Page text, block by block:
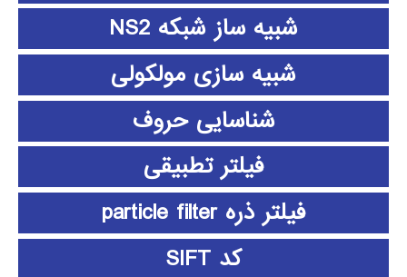
شبیه ساز شبکه NS2
شبیه سازی مولکولی
شناسایی حروف
فیلتر تطبیقی
فیلتر ذره particle filter
کد SIFT